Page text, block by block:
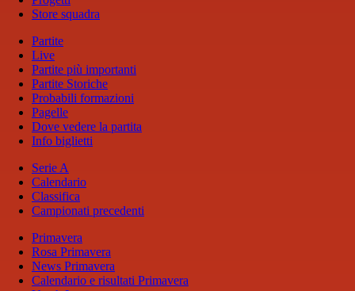
Store squadra
Partite
Live
Partite più importanti
Partite Storiche
Probabili formazioni
Pagelle
Dove vedere la partita
Info biglietti
Serie A
Calendario
Classifica
Campionati precedenti
Primavera
Rosa Primavera
News Primavera
Calendario e risultati Primavera